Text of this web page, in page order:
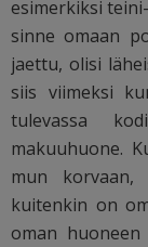
esimerkiksi
sinne omaan
jaettu, olisi
siis viimeksi
tulevassa
makuuhuone.
mun
kuitenkin on
oman